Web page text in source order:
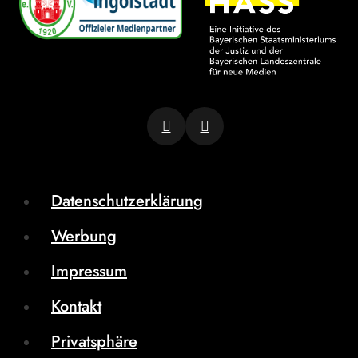
Datenschutzerklärung
Werbung
Impressum
Kontakt
Privatsphäre